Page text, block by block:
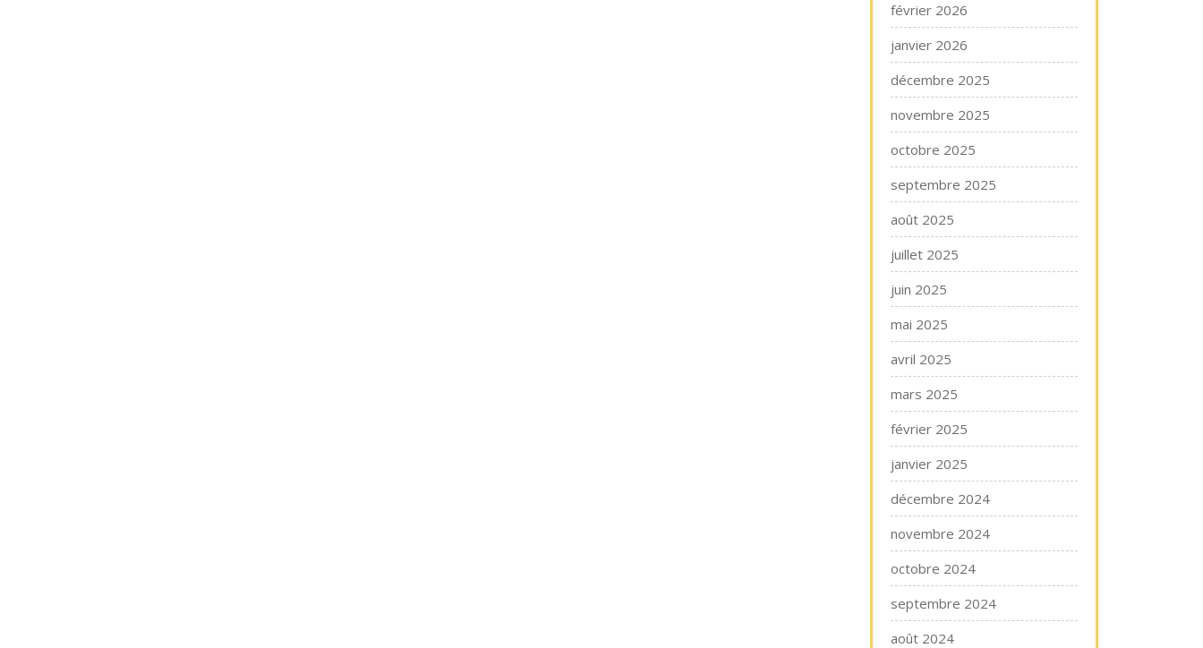
février 2026
janvier 2026
décembre 2025
novembre 2025
octobre 2025
septembre 2025
août 2025
juillet 2025
juin 2025
mai 2025
avril 2025
mars 2025
février 2025
janvier 2025
décembre 2024
novembre 2024
octobre 2024
septembre 2024
août 2024